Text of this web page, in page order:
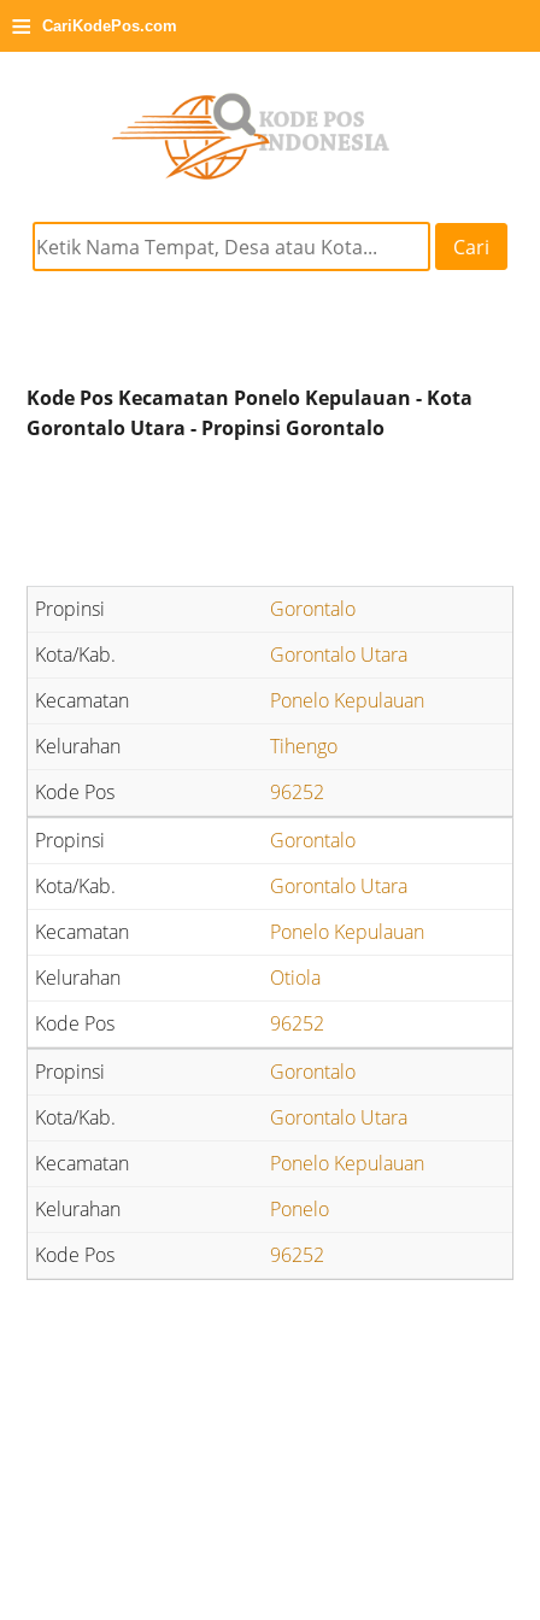
≡ CariKodePos.com
Cari
Kode Pos Kecamatan Ponelo Kepulauan - Kota
Gorontalo Utara - Propinsi Gorontalo
Gorontalo
Gorontalo Utara
Ponelo Kepulauan
Tihengo
96252
Gorontalo
Gorontalo Utara
Ponelo Kepulauan
Otiola
96252
Gorontalo
Gorontalo Utara
Ponelo Kepulauan
Ponelo
96252